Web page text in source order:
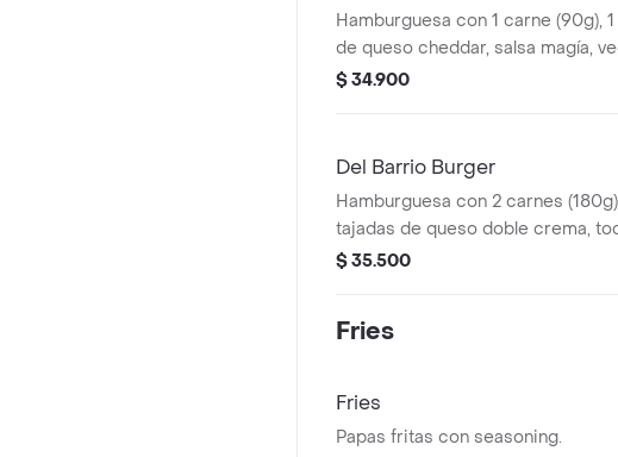
Hamburguesa con 1 carne (90g),
de queso cheddar, salsa magía,
y pepinillos a elección + papas +
$ 34.900
Del Barrio Burger
Hamburguesa con 2 carnes
tajadas de queso doble crema,
crocante, piña y salsa barrio.
$ 35.500
Fries
Fries
Papas fritas con seasoning.